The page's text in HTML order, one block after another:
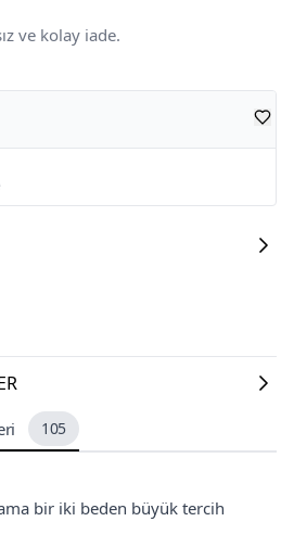
ve kolay iade.
105
bir iki beden büyük tercih